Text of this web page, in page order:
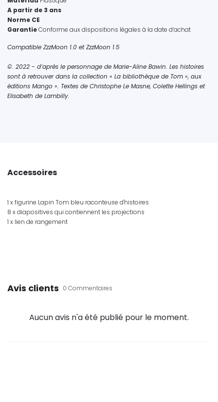
A partir de 3 ans
Norme CE
GarantieConforme aux dispositions légales à la date d’achat
Compatible ZzzMoon 1.0 et ZzzMoon 1.5
©. 2022 - d’après le personnage de Marie-Aline Bawin. Les histoires
sont à retrouver dans la collection « La bibliothèque de Tom », aux
éditions Mango ». Textes de Christophe Le Masne, Colette Hellings et
Elisabeth de Lambilly.
Accessoires
1 x figurine Lapin Tom bleu raconteuse d'histoires
8 x diapositives qui contiennent les projections
1 x lien de rangement
Avis clients 0 Commentaires
Aucun avis n'a été publié pour le moment.